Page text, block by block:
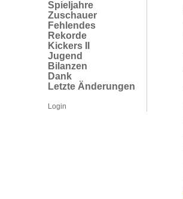
Spieljahre
Zuschauer
Fehlendes
Rekorde
Kickers II
Jugend
Bilanzen
Dank
Letzte Änderungen
Login